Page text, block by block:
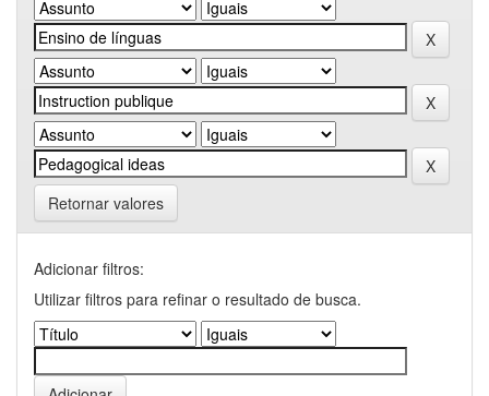
Retornar valores
Adicionar filtros:
Utilizar filtros para refinar o resultado de busca.